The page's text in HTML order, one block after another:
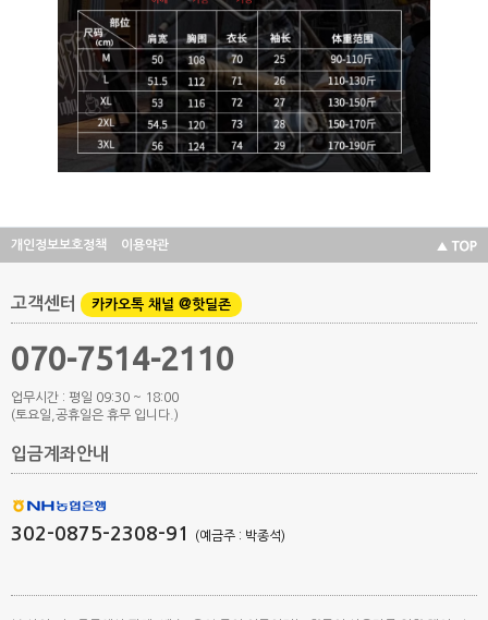
개인정보보호정책 이용약관
고객센터 카카오톡 채널 @핫딜존
070-7514-2110
업무시간 : 평일 09:30 ~ 18:00
(토요일,공휴일은 휴무 입니다.)
입금계좌안내
302-0875-2308-91 (예금주 : 박종석)